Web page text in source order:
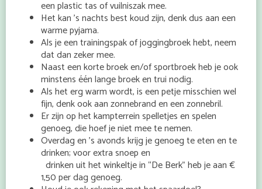
een plastic tas of vuilniszak mee.
Het kan ’s nachts best koud zijn, denk dus aan een
warme pyjama.
Als je een trainingspak of joggingbroek hebt, neem
dat dan zeker mee.
Naast een korte broek en/of sportbroek heb je ook
minstens één lange broek en trui nodig.
Als het erg warm wordt, is een petje misschien wel
fijn, denk ook aan zonnebrand en een zonnebril.
Er zijn op het kampterrein spelletjes en spelen
genoeg, die hoef je niet mee te nemen.
Overdag en ’s avonds krijg je genoeg te eten en te
drinken; voor extra snoep en
drinken uit het winkeltje in “De Berk” heb je aan €
1,50 per dag genoeg.